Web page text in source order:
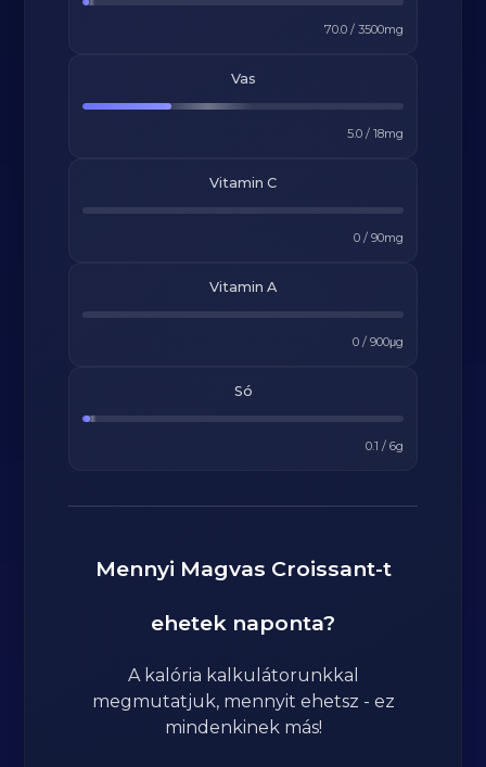
70.0/ 3500mg
Vas
5.0/ 18mg
Vitamin C
0/ 90mg
Vitamin A
0/ 900μg
Só
0.1 / 6g
Mennyi Magvas Croissant-t
ehetek naponta?
A kalória kalkulátorunkkal
megmutatjuk, mennyit ehetsz - ez
mindenkinek más!